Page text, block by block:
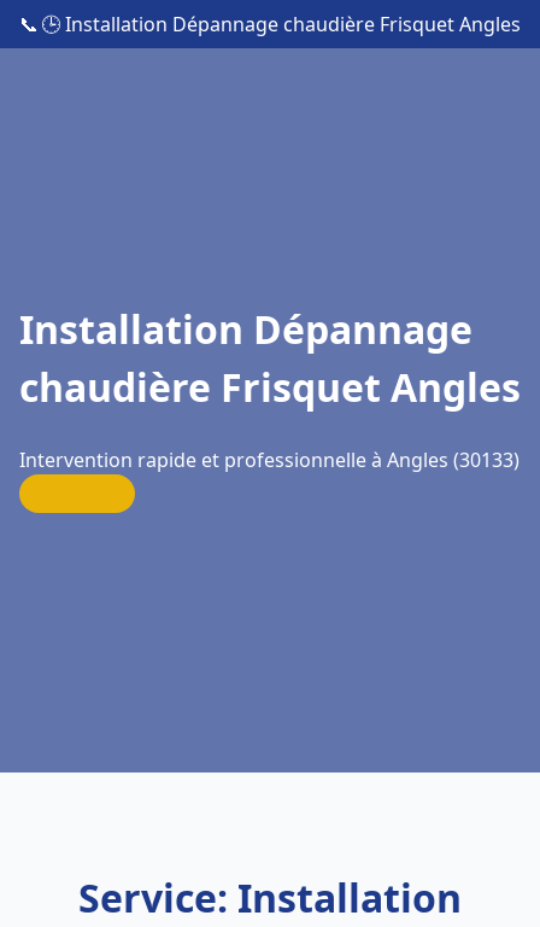
📞 🕒 Installation Dépannage chaudière Frisquet Angles
Installation Dépannage
chaudière Frisquet Angles
Intervention rapide et professionnelle à Angles (30133)
Service: Installation